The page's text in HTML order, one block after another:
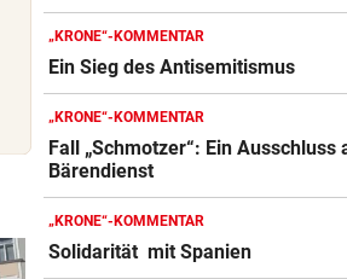
SEIT ANFANG 2023
Lebensmittelpreise auf
Stand geklettert
AUSSAGE ÜBER KINDER
Steirische ÖVP-Chefin
den Bundeskanzler
Verletzter Salzburg-Kicker:
„KRONE“-KOMMENTAR
Ein Sieg des Antisemitismus
„KRONE“-KOMMENTAR
Fall „Schmotzer“: Ein Ausschluss
Bärendienst
„KRONE“-KOMMENTAR
Solidarität mit Spanien